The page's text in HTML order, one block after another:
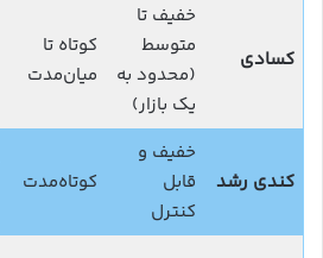
کسادی
خفیف تا
متوسط
(محدود به
یک بازار)
کوتاه تا
میان‌مدت
کندی رشد
خفیف و
قابل
کنترل
کوتاه‌مدت